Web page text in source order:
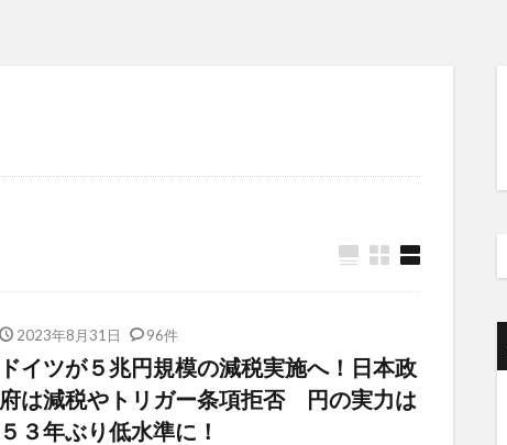
2023年8月31日 96件
ドイツが５兆円規模の減税実施へ！日本政
府は減税やトリガー条項拒否 円の実力は
５３年ぶり低水準に！